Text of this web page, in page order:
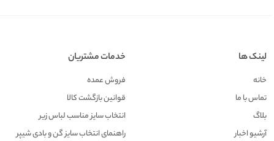
لینک ها
خانه
تماس با ما
بلاگ
آرشیو اخبار
خدمات مشتریان
فروش عمده
قوانین بازگشت کالا
انتخاب سایز مناسب لباس زیر
راهنمای انتخاب سایز گن و بادی شیپر